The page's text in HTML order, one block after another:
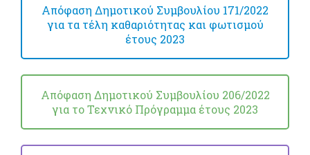
Απόφαση Δημοτικού Συμβουλίου 171/2022
για τα τέλη καθαριότητας και φωτισμού
έτους 2023
Απόφαση Δημοτικού Συμβουλίου 206/2022
για το Τεχνικό Πρόγραμμα έτους 2023